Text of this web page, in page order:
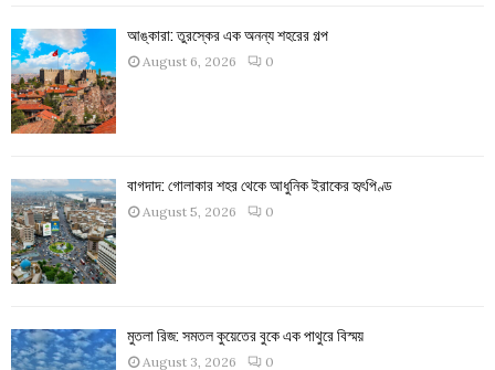
আঙ্কারা: তুরস্কের এক অনন্য শহরের গল্প
August 6, 2026 0
বাগদাদ: গোলাকার শহর থেকে আধুনিক ইরাকের হৃৎপিণ্ড
August 5, 2026 0
মুতলা রিজ: সমতল কুয়েতের বুকে এক পাথুরে বিস্ময়
August 3, 2026 0